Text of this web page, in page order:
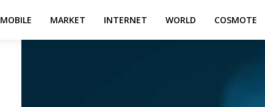
MOBILE MARKET INTERNET WORLD COSMOTE